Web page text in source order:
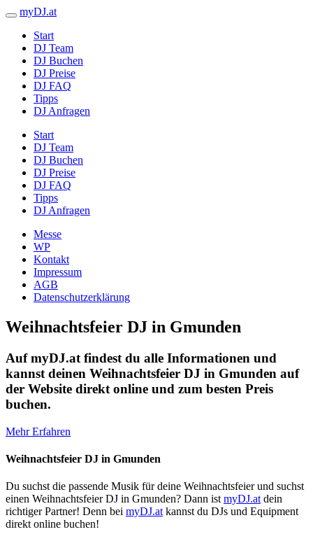
myDJ.at
Start
DJ Team
DJ Buchen
DJ Preise
DJ FAQ
Tipps
DJ Anfragen
Start
DJ Team
DJ Buchen
DJ Preise
DJ FAQ
Tipps
DJ Anfragen
Messe
WP
Kontakt
Impressum
AGB
Datenschutzerklärung
Weihnachtsfeier DJ in Gmunden
Auf myDJ.at findest du alle Informationen und
kannst deinen Weihnachtsfeier DJ in Gmunden auf
der Website direkt online und zum besten Preis
buchen.
Mehr Erfahren
Weihnachtsfeier DJ in Gmunden
Du suchst die passende Musik für deine Weihnachtsfeier und suchst
einen Weihnachtsfeier DJ in Gmunden? Dann ist myDJ.at dein
richtiger Partner! Denn bei myDJ.at kannst du DJs und Equipment
direkt online buchen!